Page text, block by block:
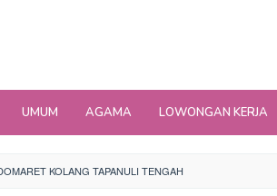
UMUM AGAMA LOWONGAN KERJA
KOLANG TAPANULI TENGAH